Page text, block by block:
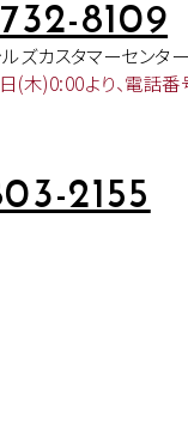
8109
ルズカスタマーセンタ
木)0:00より、電話番
2155